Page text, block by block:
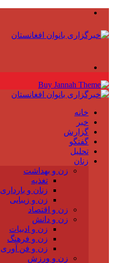
خانه
خبر
گزارش
گفتگو
تحلیل
زنان
زن و بهداشت
تغذیه
زنان و بارداری
زن و زیبایی
زن و اقتصاد
زن و دانش
زن و ادبیات
زن و فرهنگ
زن و فن آوری
زن و ورزش